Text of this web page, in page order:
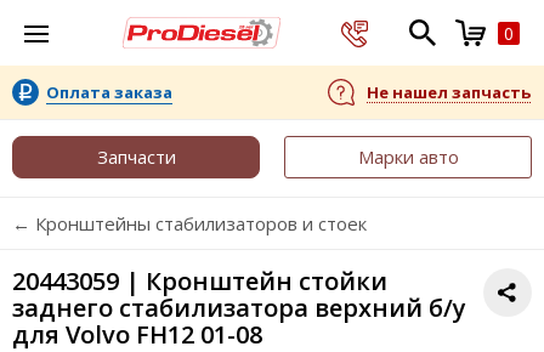
0
Оплата заказа Не нашел запчасть
Запчасти Марки авто
← Кронштейны стабилизаторов и стоек
20443059 | Кронштейн стойки
заднего стабилизатора верхний б/у
для Volvo FH12 01-08